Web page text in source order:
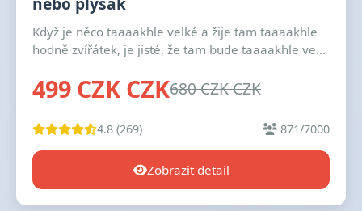
Když je něco taaaakhle velké a žije tam taaaakhle
hodně zvířátek, je jisté, že tam bude taaaakhle ve...
499 CZK CZK680 CZK CZK
4.8 (269) 871/7000
Zobrazit detail